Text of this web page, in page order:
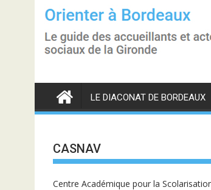
o
e
LE DIACONAT DE BORDEAUX
CASNAV
Centre Académique pour la